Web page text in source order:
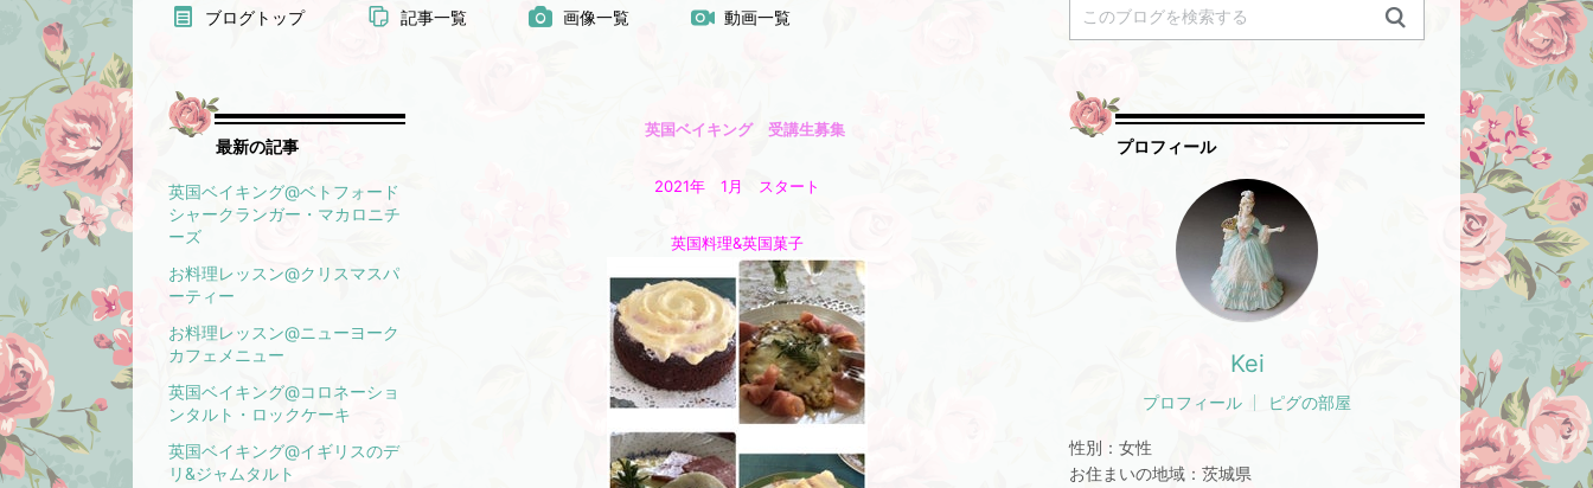
ブログトップ 記事一覧 画像一覧 動画一覧
英国ベイキング 受講生募集
2021年 1月 スタート
英国料理&英国菓子
プロフィール
Kei
プロフィール ピグの部屋
性別： 女性
お住まいの地域： 茨城県
最新の記事
英国ベイキング@ベトフォード
シャークランガー・マカロニチ
ーズ
お料理レッスン@クリスマスパ
ーティー
お料理レッスン@ニューヨーク
カフェメニュー
英国ベイキング@コロネーショ
ンタルト・ロックケーキ
英国ベイキング@イギリスのデ
リ&ジャムタルト